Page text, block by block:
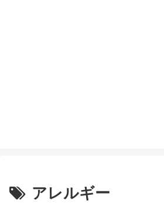
アレルギー